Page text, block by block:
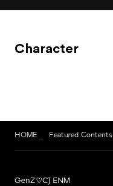
Character
HOME Featured Contents
GenZ♡CJ ENM